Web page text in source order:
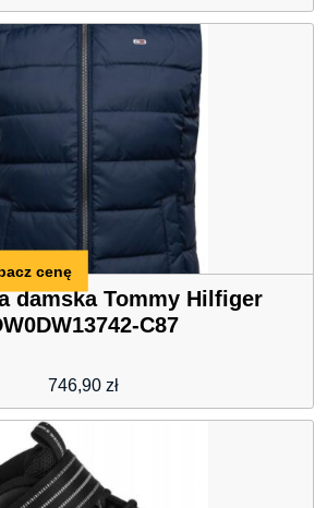
damska Tommy Hilfiger
C87
746,90 zł
cenę